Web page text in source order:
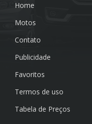
Home
Motos
Contato
Publicidade
Favoritos
Termos de uso
Tabela de Preços